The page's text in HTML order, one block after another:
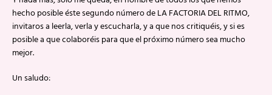
hecho posible éste segundo número de LA FACTORIA DEL RITMO,
invitaros a leerla, verla y escucharla, y a que nos critiquéis, y si es
posible a que colaboréis para que el próximo número sea mucho
mejor.
Un saludo: